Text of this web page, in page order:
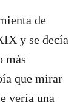
de
y se decía
más
que mirar
vería una